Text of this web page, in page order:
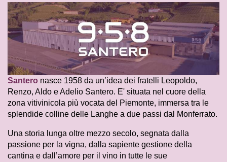
Santero nasce 1958 da un’idea dei fratelli Leopoldo,
Renzo, Aldo e Adelio Santero. E' situata nel cuore della
zona vitivinicola più vocata del Piemonte, immersa tra le
splendide colline delle Langhe a due passi dal Monferrato.
Una storia lunga oltre mezzo secolo, segnata dalla
passione per la vigna, dalla sapiente gestione della
cantina e dall’amore per il vino in tutte le sue